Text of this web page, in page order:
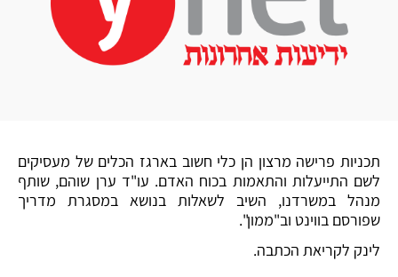
תכניות פרישה מרצון הן כלי חשוב בארגז הכלים של מעסיקים
לשם התייעלות והתאמות בכוח האדם. עו"ד ערן שוהם, שותף
מנהל במשרדנו, השיב לשאלות בנושא במסגרת מדריך
שפורסם בווינט וב"ממון".
לינק לקריאת הכתבה.